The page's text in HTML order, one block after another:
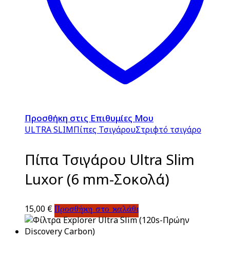
Προσθήκη στις Επιθυμίες Μου
ULTRA SLIMΠίπες ΤσιγάρουΣτριφτό τσιγάρο
Πίπα Τσιγάρου Ultra Slim
Luxor (6 mm-Σοκολά)
15,00 € Προσθήκη στο καλάθι